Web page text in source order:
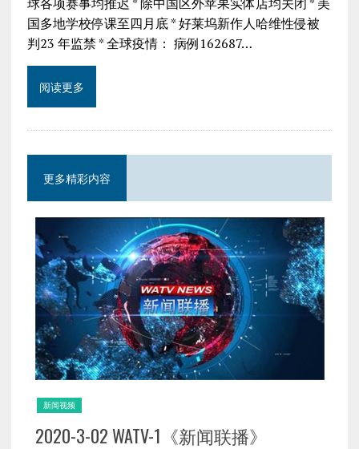
国多地学校停课至四月底 * 好莱坞新作人哈维性侵被
判23 年监禁 * 全球疫情： 病例162687…
阅读更多
更多精彩内容
新闻视频
2020-3-02 WATV-1《新闻联播》